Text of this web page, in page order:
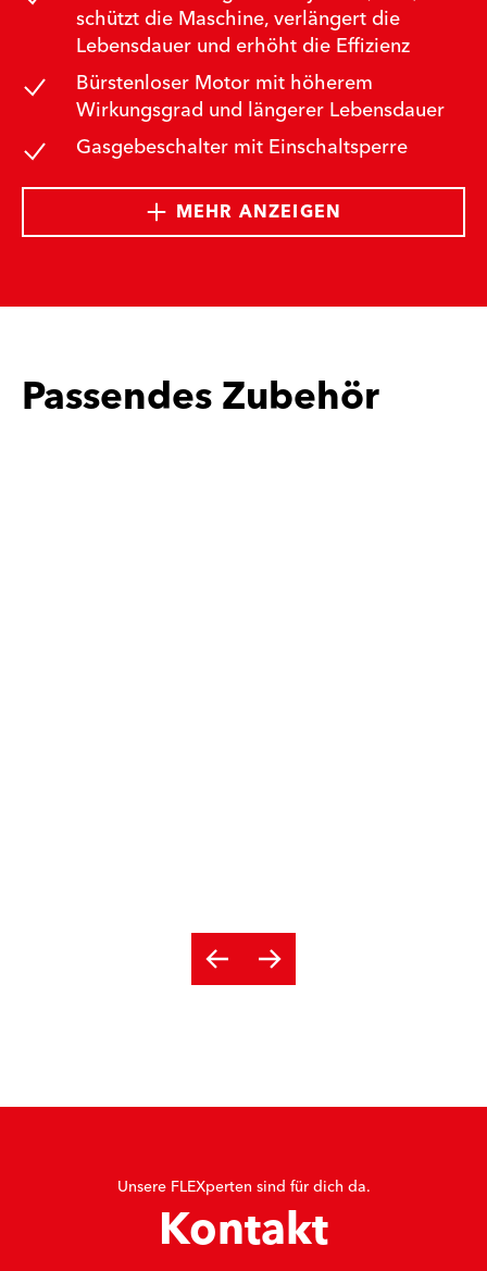
schützt die Maschine, verlängert die
Lebensdauer und erhöht die Effizienz
Bürstenloser Motor mit höherem
Wirkungsgrad und längerer Lebensdauer
Gasgebeschalter mit Einschaltsperre
MEHR ANZEIGEN
Passendes Zubehör
Unsere FLEXperten sind für dich da.
Kontakt